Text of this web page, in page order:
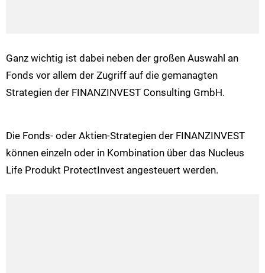
Ganz wichtig ist dabei neben der großen Auswahl an
Fonds vor allem der Zugriff auf die gemanagten
Strategien der FINANZINVEST Consulting GmbH.
Die Fonds- oder Aktien-Strategien der FINANZINVEST
können einzeln oder in Kombination über das Nucleus
Life Produkt ProtectInvest angesteuert werden.